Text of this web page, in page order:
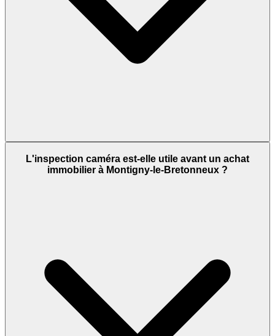
L'inspection caméra est-elle utile avant un achat
immobilier à Montigny-le-Bretonneux ?